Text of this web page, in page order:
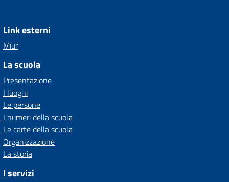
Link esterni
Miur
La scuola
Presentazione
I luoghi
Le persone
I numeri della scuola
Le carte della scuola
Organizzazione
La storia
I servizi